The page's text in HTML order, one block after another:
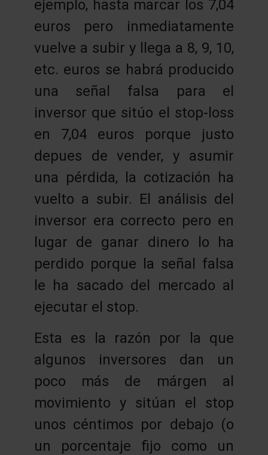
ejemplo, hasta marcar los 7,04
euros pero inmediatamente
vuelve a subir y llega a 8, 9, 10,
etc. euros se habrá producido
una señal falsa para el
inversor que sitúo el stop-loss
en 7,04 euros porque justo
depues de vender, y asumir
una pérdida, la cotización ha
vuelto a subir. El análisis del
inversor era correcto pero en
lugar de ganar dinero lo ha
perdido porque la señal falsa
le ha sacado del mercado al
ejecutar el stop.
Esta es la razón por la que
algunos inversores dan un
poco más de márgen al
movimiento y sitúan el stop
unos céntimos por debajo (o
un porcentaje fijo como un